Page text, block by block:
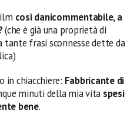
così danicommentabile, a
(che è già una proprietà di
frasi sconnesse dette da
in chiacchiere: Fabbricante di
minuti della mia vita spesi
bene.